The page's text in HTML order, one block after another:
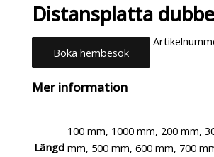
Distansplatta
Boka hembesök
Kategori:Uncategorized
Mer information
Längd
100 mm, 1000 mm, 200 mm,
mm, 500 mm, 600 mm, 700